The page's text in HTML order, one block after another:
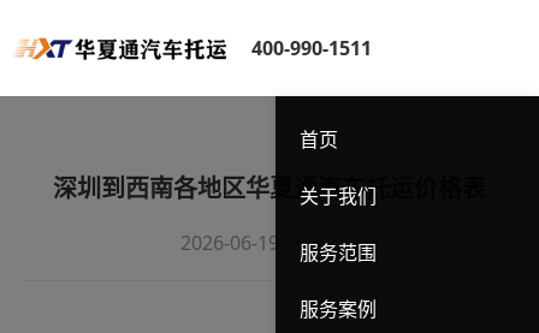
400-990-1511
首页
关于我们
服务范围
服务案例
深圳到西南各地区华夏通汽车托运价格表
2026-06-19 16:55:35